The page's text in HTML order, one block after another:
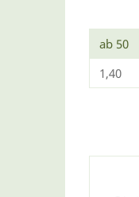
ab 50
1,40